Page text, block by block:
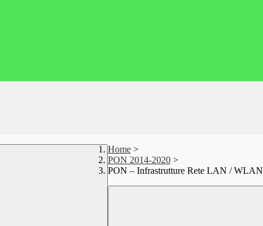
Home >
PON 2014-2020 >
PON – Infrastrutture Rete LAN / WLAN